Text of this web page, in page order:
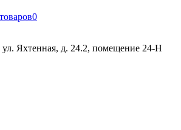
0
ул. Яхтенная, д. 24.2, помещение 24-Н